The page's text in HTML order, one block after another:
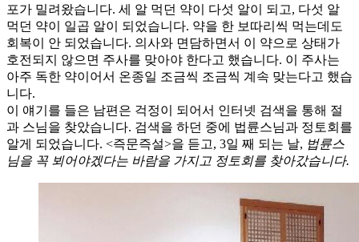
포가 밀려왔습니다. 세 알 먹던 약이 다섯 알이 되고, 다섯 알
먹던 약이 일곱 알이 되었습니다. 약을 한 보따리씩 먹는데도
회복이 안 되었습니다. 의사와 면담하면서 이 약으로 상태가
호전되지 않으면 주사를 맞아야 한다고 했습니다. 이 주사는
아주 독한 약이어서 온종일 조금씩 조금씩 계속 맞는다고 했습
니다.
이 얘기를 들은 남편은 걱정이 되어서 인터넷 검색을 통해 절
과 스님을 찾았습니다. 검색을 하던 중에 법륜스님과 정토회를
알게 되었습니다. <즉문즉설>을 듣고, 3일 째 되는 날, 법륜스
님을 꼭 뵈어야겠다는 바람을 가지고 정토회를 찾아갔습니다.